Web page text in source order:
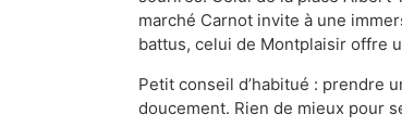
marché Carnot invite à une
battus, celui de Montplaisir offre
Petit conseil d’habitué : prendre
doucement. Rien de mieux pour